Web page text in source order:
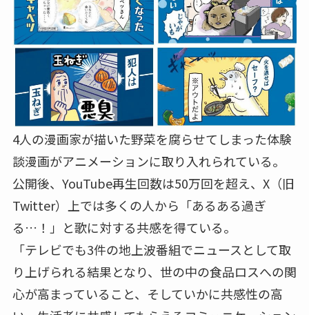
4人の漫画家が描いた野菜を腐らせてしまった体験
談漫画がアニメーションに取り入れられている。
公開後、YouTube再生回数は50万回を超え、X（旧
Twitter）上では多くの人から「あるある過ぎ
る…！」と歌に対する共感を得ている。
「テレビでも3件の地上波番組でニュースとして取
り上げられる結果となり、世の中の食品ロスへの関
心が高まっていること、そしていかに共感性の高